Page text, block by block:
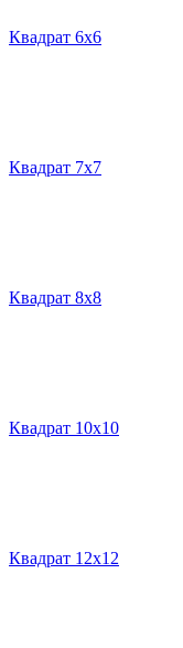
Квадрат 6х6
Квадрат 7х7
Квадрат 8х8
Квадрат 10х10
Квадрат 12х12